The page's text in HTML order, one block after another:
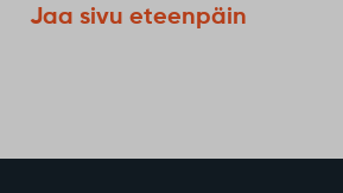
Jaa sivu eteenpäin